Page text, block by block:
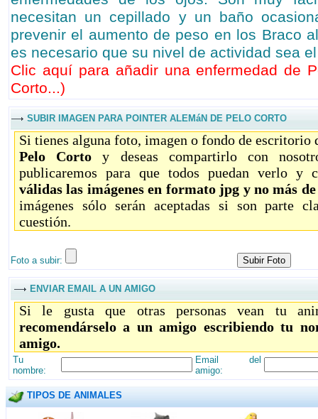
necesitan un cepillado y un baño
prevenir el aumento de peso en los Braco
es necesario que su nivel de actividad sea
Clic aquí para añadir una enfermedad de
Corto...)
SUBIR IMAGEN PARA POINTER ALEMáN DE PELO CORTO
Si tienes alguna foto, imagen o fondo de escritorio
Pelo Corto y deseas compartirlo con
publicaremos para que todos puedan verlo y
válidas las imágenes en formato jpg y no más
imágenes sólo serán aceptadas si son parte
cuestión.
Foto a subir:
ENVIAR EMAIL A UN AMIGO
Si le gusta que otras personas vean tu
recomendárselo a un amigo escribiendo tu
amigo.
Tu
nombre:
Email del
amigo:
TIPOS DE ANIMALES